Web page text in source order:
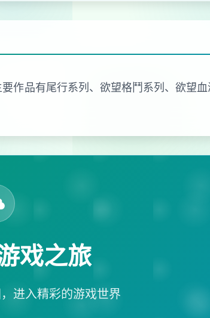
作品有尾行系列、欲望格鬥系列、欲望
戏之旅
进入精彩的游戏世界